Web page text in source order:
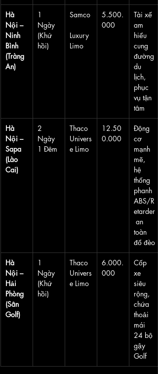
Hà
Nội –
Ninh
Bình
(Tràng
An)
1
Ngày
(Khứ
hồi)
Samco
Luxury
Limo
5.500.
000
Tài xế
am
hiểu
cung
đường
du
lịch,
phục
vụ tận
tâm
Hà
Nội –
Sapa
(Lào
Cai)
2
Ngày
1 Đêm
Thaco
Univers
e Limo
12.50
0.000
Động
cơ
mạnh
mẽ,
hệ
thống
phanh
ABS/R
etarder
an
toàn
đổ đèo
Hà
Nội –
Hải
Phòng
(Sân
Golf)
1
Ngày
(Khứ
hồi)
Thaco
Univers
e Limo
6.000.
000
Cốp
xe
siêu
rộng,
chứa
thoải
mái
24 bộ
gậy
Golf